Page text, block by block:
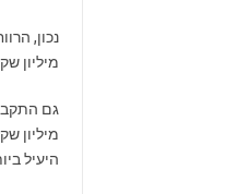
נכון,
מיליון
גם
מיליון
היעיל